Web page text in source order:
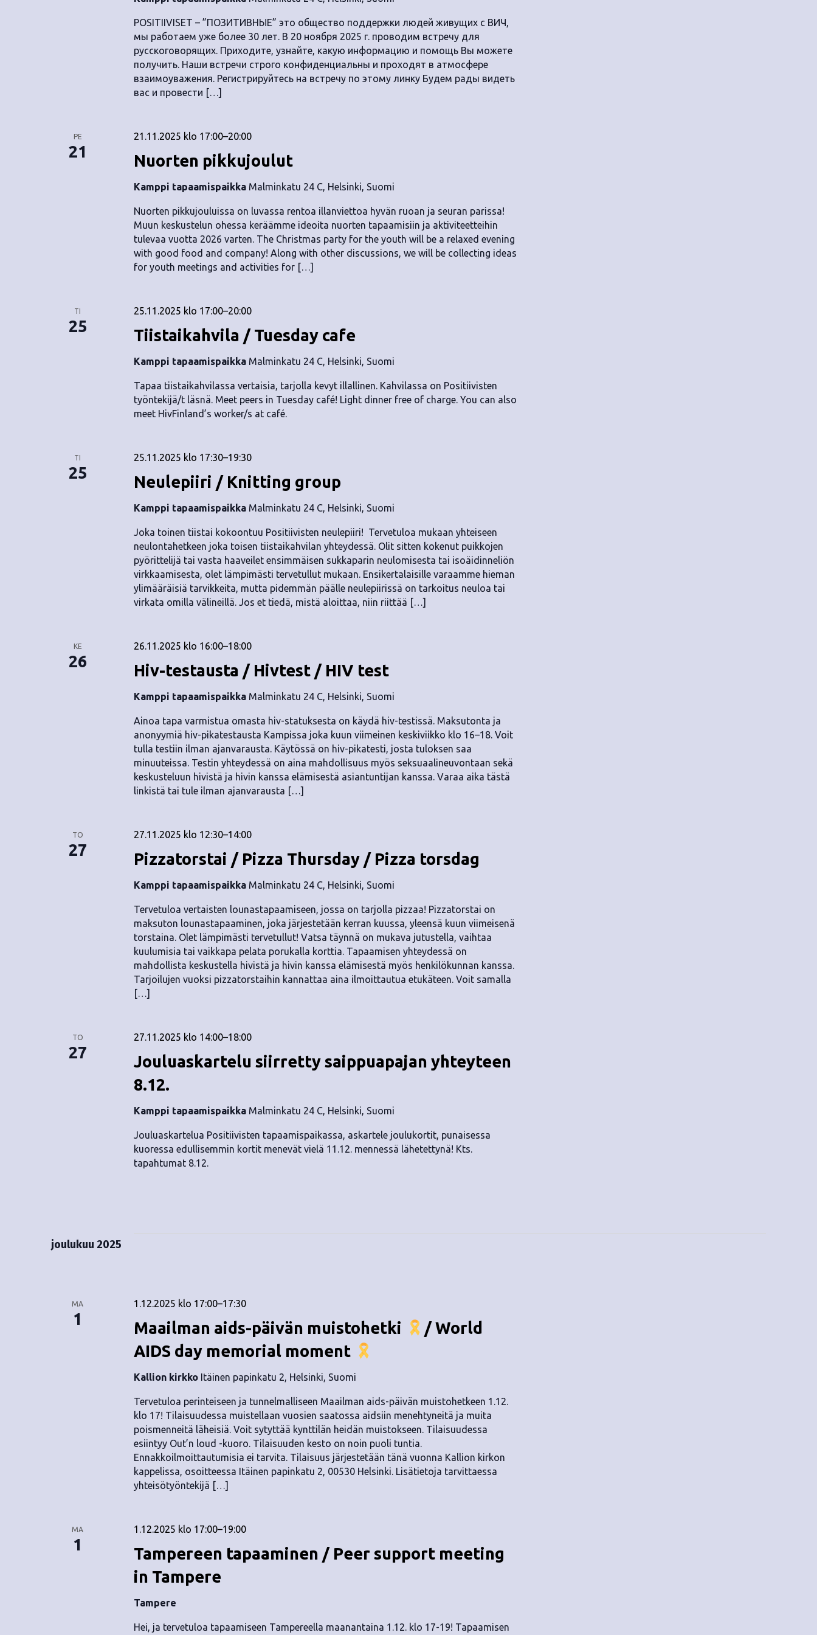
POSITIIVISET – ”ПОЗИТИВНЫЕ” это общество поддержки людей живущих с ВИЧ,
мы работаем уже более 30 лет. В 20 ноября 2025 г. проводим встречу для
русскоговорящих. Приходите, узнайте, какую информацию и помощь Вы можете
получить. Наши встречи строго конфиденциальны и проходят в атмосфере
взаимоуважения. Регистрируйтесь на встречу по этому линку Будем рады видеть
вас и провести […]
PE
21 Nuorten pikkujoulut
21.11.2025 klo 17:00–20:00
Kamppi tapaamispaikka Malminkatu 24 C, Helsinki, Suomi
Nuorten pikkujouluissa on luvassa rentoa illanviettoa hyvän ruoan ja seuran parissa!
Muun keskustelun ohessa keräämme ideoita nuorten tapaamisiin ja aktiviteetteihin
tulevaa vuotta 2026 varten. The Christmas party for the youth will be a relaxed evening
with good food and company! Along with other discussions, we will be collecting ideas
for youth meetings and activities for […]
TI
25 Tiistaikahvila / Tuesday cafe
25.11.2025 klo 17:00–20:00
Kamppi tapaamispaikka Malminkatu 24 C, Helsinki, Suomi
Tapaa tiistaikahvilassa vertaisia, tarjolla kevyt illallinen. Kahvilassa on Positiivisten
työntekijä/t läsnä. Meet peers in Tuesday café! Light dinner free of charge. You can also
meet HivFinland’s worker/s at café.
TI
25 Neulepiiri / Knitting group
25.11.2025 klo 17:30–19:30
Kamppi tapaamispaikka Malminkatu 24 C, Helsinki, Suomi
Joka toinen tiistai kokoontuu Positiivisten neulepiiri! Tervetuloa mukaan yhteiseen
neulontahetkeen joka toisen tiistaikahvilan yhteydessä. Olit sitten kokenut puikkojen
pyörittelijä tai vasta haaveilet ensimmäisen sukkaparin neulomisesta tai isoäidinneliön
virkkaamisesta, olet lämpimästi tervetullut mukaan. Ensikertalaisille varaamme hieman
ylimääräisiä tarvikkeita, mutta pidemmän päälle neulepiirissä on tarkoitus neuloa tai
virkata omilla välineillä. Jos et tiedä, mistä aloittaa, niin riittää […]
KE
26 Hiv-testausta / Hivtest / HIV test
26.11.2025 klo 16:00–18:00
Kamppi tapaamispaikka Malminkatu 24 C, Helsinki, Suomi
Ainoa tapa varmistua omasta hiv-statuksesta on käydä hiv-testissä. Maksutonta ja
anonyymiä hiv-pikatestausta Kampissa joka kuun viimeinen keskiviikko klo 16–18. Voit
tulla testiin ilman ajanvarausta. Käytössä on hiv-pikatesti, josta tuloksen saa
minuuteissa. Testin yhteydessä on aina mahdollisuus myös seksuaalineuvontaan sekä
keskusteluun hivistä ja hivin kanssa elämisestä asiantuntijan kanssa. Varaa aika tästä
linkistä tai tule ilman ajanvarausta […]
TO
27 Pizzatorstai / Pizza Thursday / Pizza torsdag
27.11.2025 klo 12:30–14:00
Kamppi tapaamispaikka Malminkatu 24 C, Helsinki, Suomi
Tervetuloa vertaisten lounastapaamiseen, jossa on tarjolla pizzaa! Pizzatorstai on
maksuton lounastapaaminen, joka järjestetään kerran kuussa, yleensä kuun viimeisenä
torstaina. Olet lämpimästi tervetullut! Vatsa täynnä on mukava jutustella, vaihtaa
kuulumisia tai vaikkapa pelata porukalla korttia. Tapaamisen yhteydessä on
mahdollista keskustella hivistä ja hivin kanssa elämisestä myös henkilökunnan kanssa.
Tarjoilujen vuoksi pizzatorstaihin kannattaa aina ilmoittautua etukäteen. Voit samalla
[…]
TO
27
Jouluaskartelu siirretty saippuapajan yhteyteen
8.12.
27.11.2025 klo 14:00–18:00
Kamppi tapaamispaikka Malminkatu 24 C, Helsinki, Suomi
Jouluaskartelua Positiivisten tapaamispaikassa, askartele joulukortit, punaisessa
kuoressa edullisemmin kortit menevät vielä 11.12. mennessä lähetettynä! Kts.
tapahtumat 8.12.
joulukuu 2025
MA
1 Maailman aids-päivän muistohetki
/ World
AIDS day memorial moment
1.12.2025 klo 17:00–17:30
Kallion kirkko Itäinen papinkatu 2, Helsinki, Suomi
Tervetuloa perinteiseen ja tunnelmalliseen Maailman aids-päivän muistohetkeen 1.12.
klo 17! Tilaisuudessa muistellaan vuosien saatossa aidsiin menehtyneitä ja muita
poismenneitä läheisiä. Voit sytyttää kynttilän heidän muistokseen. Tilaisuudessa
esiintyy Out’n loud -kuoro. Tilaisuuden kesto on noin puoli tuntia.
Ennakkoilmoittautumisia ei tarvita. Tilaisuus järjestetään tänä vuonna Kallion kirkon
kappelissa, osoitteessa Itäinen papinkatu 2, 00530 Helsinki. Lisätietoja tarvittaessa
yhteisötyöntekijä […]
MA
1
Tampereen tapaaminen / Peer support meeting
in Tampere
1.12.2025 klo 17:00–19:00
Tampere
Hei, ja tervetuloa tapaamiseen Tampereella maanantaina 1.12. klo 17-19! Tapaamisen